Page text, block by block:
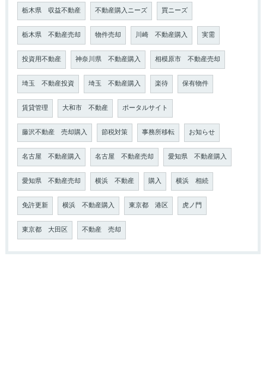
栃木県 収益不動産 不動産購入ニーズ 買ニーズ
栃木県 不動産売却 物件売却 川崎 不動産購入 実需
投資用不動産 神奈川県 不動産購入 相模原市 不動産売却
埼玉 不動産投資 埼玉 不動産購入 楽待 保有物件
賃貸管理 大和市 不動産 ポータルサイト
藤沢不動産 売却購入 節税対策 事務所移転 お知らせ
名古屋 不動産購入 名古屋 不動産売却 愛知県 不動産購入
愛知県 不動産売却 横浜 不動産 購入 横浜 相続
免許更新 横浜 不動産購入 東京都 港区 虎ノ門
東京都 大田区 不動産 売却